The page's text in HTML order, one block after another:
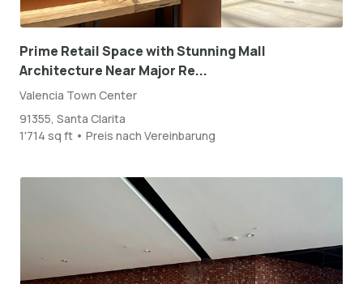
Prime Retail Space with Stunning Mall
Architecture Near Major Re...
Valencia Town Center
91355, Santa Clarita
1'714 sq ft • Preis nach Vereinbarung